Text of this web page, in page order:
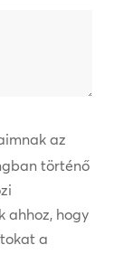
az
történő
ahhoz, hogy
a